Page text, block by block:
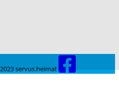
servus.heimat